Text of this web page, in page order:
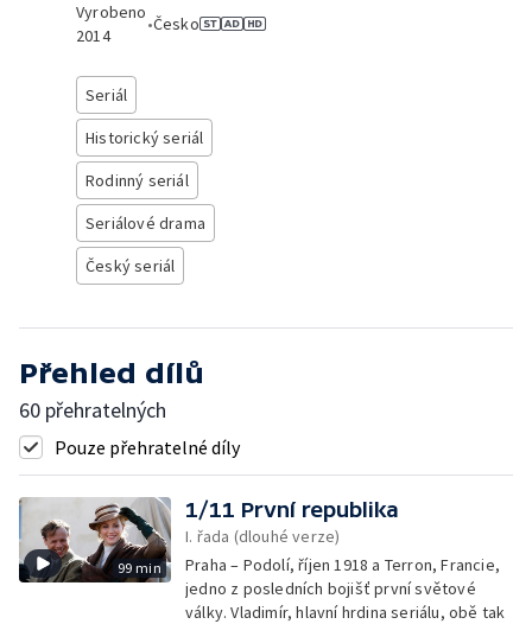
Vyrobeno
2014
•Česko
Seriál
Historický seriál
Rodinný seriál
Seriálové drama
Český seriál
Přehled dílů
60 přehratelných
Pouze přehratelné díly
99 min
1/11 První republika
I. řada (dlouhé verze)
Praha – Podolí, říjen 1918 a Terron, Francie,
jedno z posledních bojišť první světové
války. Vladimír, hlavní hrdina seriálu, obě tak